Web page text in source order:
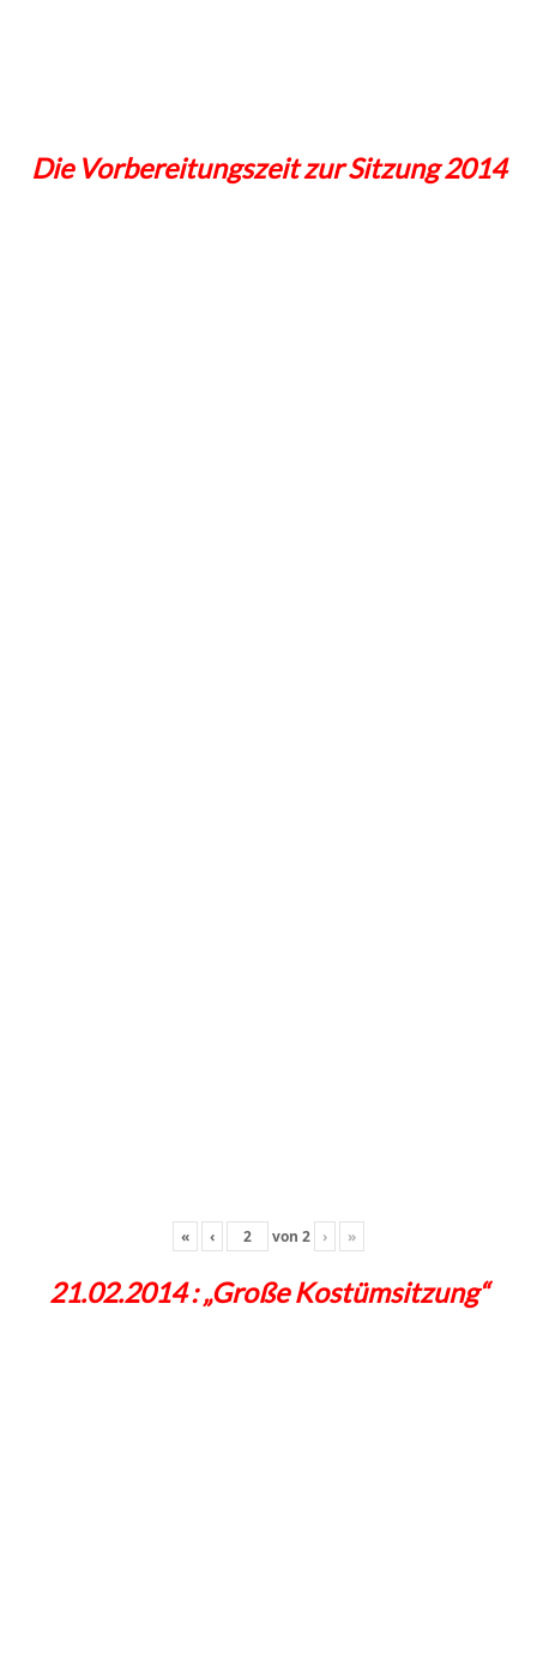
Die Vorbereitungszeit zur Sitzung 2014
« ‹ von 2 › »
21.02.2014 : „Große Kostümsitzung“